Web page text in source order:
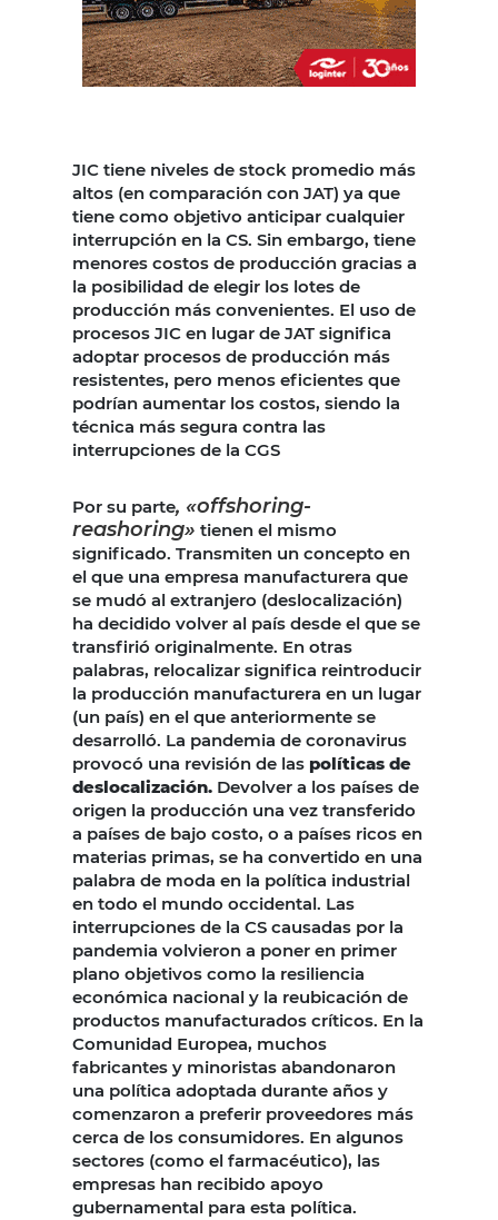
JIC tiene niveles de stock promedio más
altos (en comparación con JAT) ya que
tiene como objetivo anticipar cualquier
interrupción en la CS. Sin embargo, tiene
menores costos de producción gracias a
la posibilidad de elegir los lotes de
producción más convenientes. El uso de
procesos JIC en lugar de JAT significa
adoptar procesos de producción más
resistentes, pero menos eficientes que
podrían aumentar los costos, siendo la
técnica más segura contra las
interrupciones de la CGS
Por su parte, «offshoring-
reashoring» tienen el mismo
significado. Transmiten un concepto en
el que una empresa manufacturera que
se mudó al extranjero (deslocalización)
ha decidido volver al país desde el que se
transfirió originalmente. En otras
palabras, relocalizar significa reintroducir
la producción manufacturera en un lugar
(un país) en el que anteriormente se
desarrolló. La pandemia de coronavirus
provocó una revisión de las políticas de
deslocalización. Devolver a los países de
origen la producción una vez transferido
a países de bajo costo, o a países ricos en
materias primas, se ha convertido en una
palabra de moda en la política industrial
en todo el mundo occidental. Las
interrupciones de la CS causadas por la
pandemia volvieron a poner en primer
plano objetivos como la resiliencia
económica nacional y la reubicación de
productos manufacturados críticos. En la
Comunidad Europea, muchos
fabricantes y minoristas abandonaron
una política adoptada durante años y
comenzaron a preferir proveedores más
cerca de los consumidores. En algunos
sectores (como el farmacéutico), las
empresas han recibido apoyo
gubernamental para esta política.